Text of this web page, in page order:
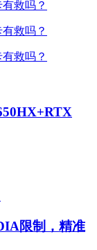
限制，精准